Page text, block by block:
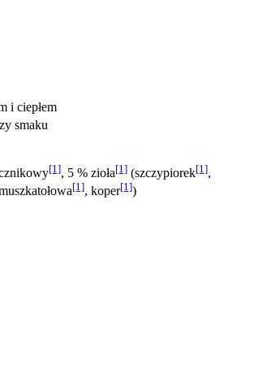
i ciepłem
smaku
[1], 5 % zioła[1] (szczypiorek[1],
[1], koper[1])